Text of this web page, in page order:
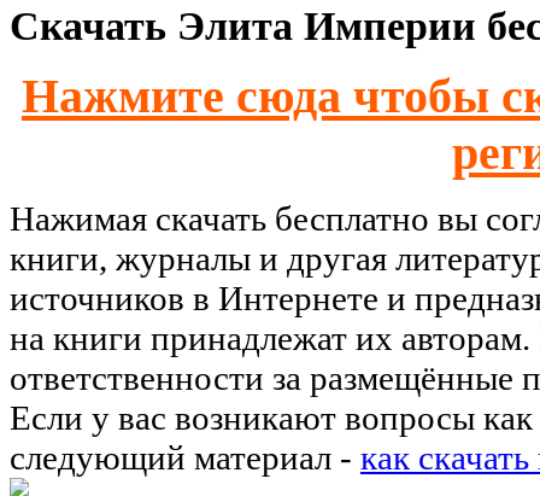
Скачать Элита Империи
Нажмите сюда чтобы
Нажимая скачать бесплатно вы
книги, журналы и другая
источников в Интернете и
на книги принадлежат их
ответственности за размещённые
Если у вас возникают вопросы как
следующий материал - как